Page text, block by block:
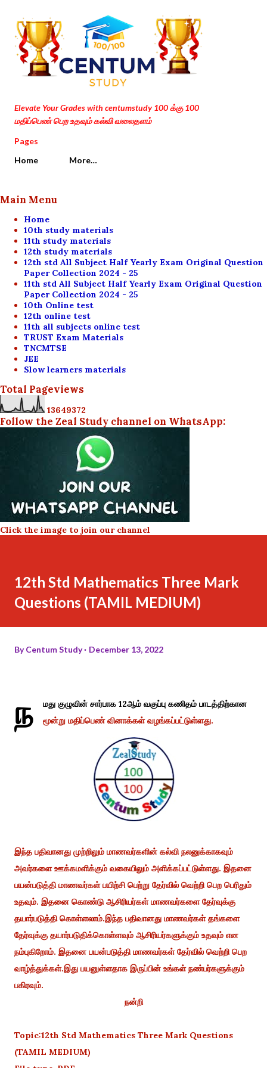
Skip to main content
Elevate Your Grades with centumstudy 100 க்கு 100
மதிப்பெண் பெற உதவும் கல்வி வலைதளம்
Pages
Home
More…
Main Menu
Home
10th study materials
11th study materials
12th study materials
12th std All Subject Half Yearly Exam Original Question
Paper Collection 2024 - 25
11th std All Subject Half Yearly Exam Original Question
Paper Collection 2024 - 25
10th Online test
12th online test
11th all subjects online test
TRUST Exam Materials
TNCMTSE
JEE
Slow learners materials
Total Pageviews
13649372
Follow the Zeal Study channel on WhatsApp:
Click the image to join our channel
12th Std Mathematics Three Mark
Questions (TAMIL MEDIUM)
ByCentum Study December 13, 2022
ந
மது குழுவின் சார்பாக 12ஆம் வகுப்பு கணிதம் பாடத்திற்கான
மூன்று மதிப்பெண் வினாக்கள் வழங்கப்பட்டுள்ளது.
இந்த பதிவானது முற்றிலும் மாணவர்களின் கல்வி நலனுக்காகவும்
அவர்களை ஊக்கமளிக்கும் வகையிலும் அளிக்கப்பட்டுள்ளது. இதனை
பயன்படுத்தி மாணவர்கள் பயிற்சி பெற்று தேர்வில் வெற்றி பெற பெரிதும்
உதவும். இதனை கொண்டு ஆசிரியர்கள் மாணவர்களை தேர்வுக்கு
தயார்படுத்தி கொள்ளலாம்.இந்த பதிவானது மாணவர்கள் தங்களை
தேர்வுக்கு தயார்படுதிக்கொள்ளவும் ஆசிரியர்களுக்கும் உதவும் என
நம்புகிறோம். இதனை பயன்படுத்தி மாணவர்கள் தேர்வில் வெற்றி பெற
வாழ்த்துக்கள்.இது பயனுள்ளதாக இருப்பின் உங்கள் நண்பர்களுக்கும்
பகிரவும்.
நன்றி
Topic:12th Std Mathematics Three Mark Questions
(TAMIL MEDIUM)